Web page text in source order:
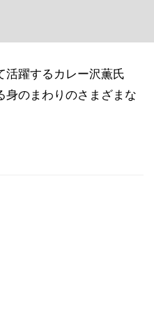
活躍するカレー沢薫氏
身のまわりのさまざまな